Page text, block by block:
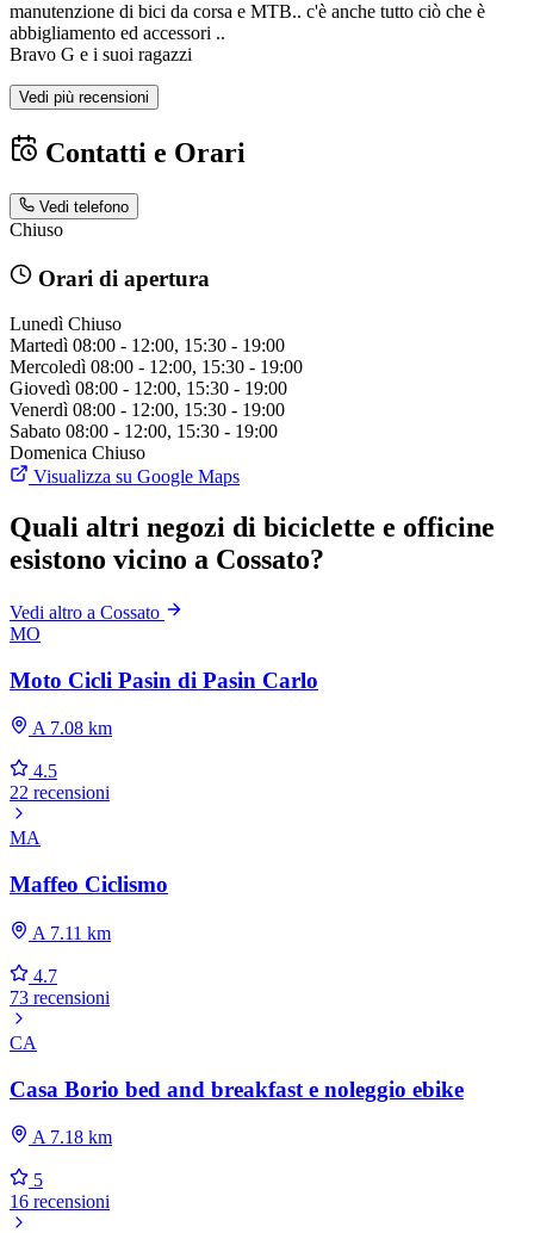
manutenzione di bici da corsa e MTB.. c'è anche tutto ciò che è
abbigliamento ed accessori ..
Bravo G e i suoi ragazzi
Vedi più recensioni
Contatti e Orari
Vedi telefono
Chiuso
Orari di apertura
Lunedì Chiuso
Martedì 08:00 - 12:00, 15:30 - 19:00
Mercoledì 08:00 - 12:00, 15:30 - 19:00
Giovedì 08:00 - 12:00, 15:30 - 19:00
Venerdì 08:00 - 12:00, 15:30 - 19:00
Sabato 08:00 - 12:00, 15:30 - 19:00
Domenica Chiuso
Visualizza su Google Maps
Quali altri negozi di biciclette e officine
esistono vicino a Cossato?
Vedi altro a Cossato
MO
Moto Cicli Pasin di Pasin Carlo
A 7.08 km
4.5
22 recensioni
MA
Maffeo Ciclismo
A 7.11 km
4.7
73 recensioni
CA
Casa Borio bed and breakfast e noleggio ebike
A 7.18 km
5
16 recensioni